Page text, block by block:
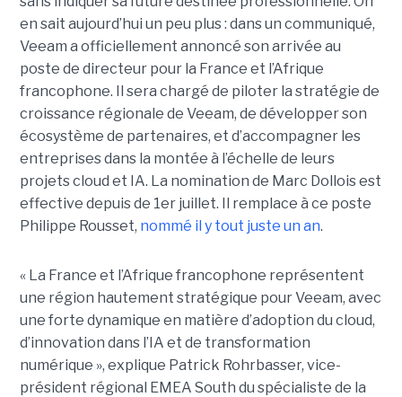
en sait aujourd’hui un peu plus : dans un communiqué,
Veeam a officiellement annoncé son arrivée au
poste de directeur pour la France et l’Afrique
francophone. Il sera chargé de piloter la stratégie de
croissance régionale de Veeam, de développer son
écosystème de partenaires, et d’accompagner les
entreprises dans la montée à l’échelle de leurs
projets cloud et IA. La nomination de Marc Dollois est
effective depuis de 1er juillet. Il remplace à ce poste
Philippe Rousset, nommé il y tout juste un an.
« La France et l’Afrique francophone représentent
une région hautement stratégique pour Veeam, avec
une forte dynamique en matière d’adoption du cloud,
d’innovation dans l’IA et de transformation
numérique », explique Patrick Rohrbasser, vice-
président régional EMEA South du spécialiste de la